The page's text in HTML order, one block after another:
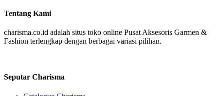
Tentang Kami
charisma.co.id adalah situs toko online Pusat Aksesoris Garmen &
Fashion terlengkap dengan berbagai variasi pilihan.
Seputar Charisma